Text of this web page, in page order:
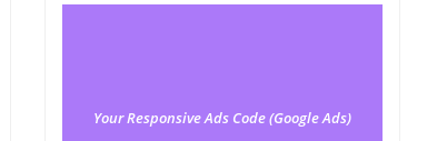
Your Responsive Ads Code (Google Ads)